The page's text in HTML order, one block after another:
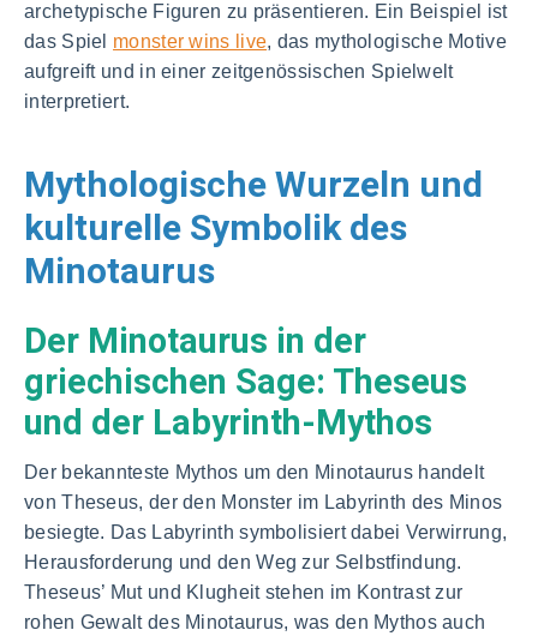
archetypische Figuren zu präsentieren. Ein Beispiel ist
das Spiel monster wins live, das mythologische Motive
aufgreift und in einer zeitgenössischen Spielwelt
interpretiert.
Mythologische Wurzeln und
kulturelle Symbolik des
Minotaurus
Der Minotaurus in der
griechischen Sage: Theseus
und der Labyrinth-Mythos
Der bekannteste Mythos um den Minotaurus handelt
von Theseus, der den Monster im Labyrinth des Minos
besiegte. Das Labyrinth symbolisiert dabei Verwirrung,
Herausforderung und den Weg zur Selbstfindung.
Theseus’ Mut und Klugheit stehen im Kontrast zur
rohen Gewalt des Minotaurus, was den Mythos auch